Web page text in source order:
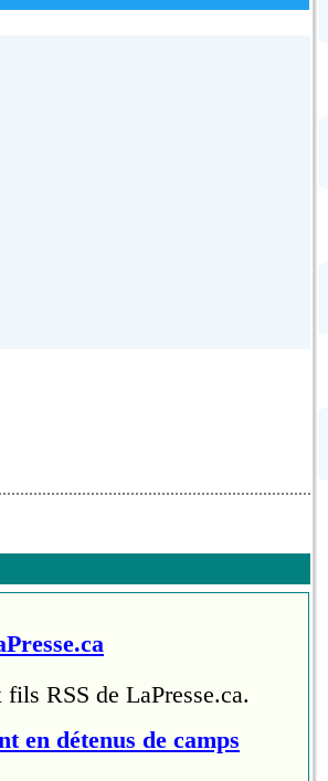
RSS de LaPresse.ca.
en détenus de camps